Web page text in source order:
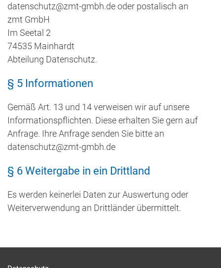
datenschutz@zmt-gmbh.de oder postalisch an
zmt GmbH
Im Seetal 2
74535 Mainhardt
Abteilung Datenschutz.
§ 5 Informationen
Gemäß Art. 13 und 14 verweisen wir auf unsere
Informationspflichten. Diese erhalten Sie gern auf
Anfrage. Ihre Anfrage senden Sie bitte an
datenschutz@zmt-gmbh.de
§ 6 Weitergabe in ein Drittland
Es werden keinerlei Daten zur Auswertung oder
Weiterverwendung an Drittländer übermittelt.